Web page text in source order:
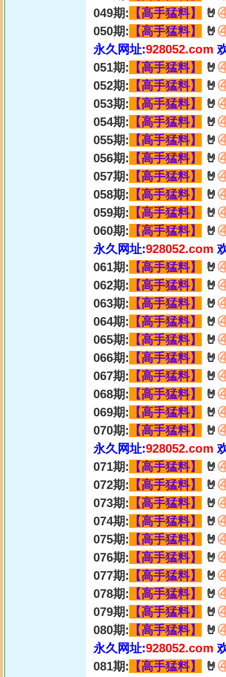
049期: 【高手猛料】 🤘
050期: 【高手猛料】 🤘
永久网址:928052.com
051期: 【高手猛料】 🤘
052期: 【高手猛料】 🤘
053期: 【高手猛料】 🤘
054期: 【高手猛料】 🤘
055期: 【高手猛料】 🤘
056期: 【高手猛料】 🤘
057期: 【高手猛料】 🤘
058期: 【高手猛料】 🤘
059期: 【高手猛料】 🤘
060期: 【高手猛料】 🤘
永久网址:928052.com
061期: 【高手猛料】 🤘
062期: 【高手猛料】 🤘
063期: 【高手猛料】 🤘
064期: 【高手猛料】 🤘
065期: 【高手猛料】 🤘
066期: 【高手猛料】 🤘
067期: 【高手猛料】 🤘
068期: 【高手猛料】 🤘
069期: 【高手猛料】 🤘
070期: 【高手猛料】 🤘
永久网址:928052.com
071期: 【高手猛料】 🤘
072期: 【高手猛料】 🤘
073期: 【高手猛料】 🤘
074期: 【高手猛料】 🤘
075期: 【高手猛料】 🤘
076期: 【高手猛料】 🤘
077期: 【高手猛料】 🤘
078期: 【高手猛料】 🤘
079期: 【高手猛料】 🤘
080期: 【高手猛料】 🤘
永久网址:928052.com
081期: 【高手猛料】 🤘